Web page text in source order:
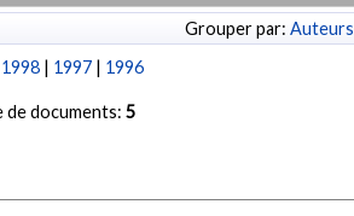
Grouper par:
1998 | 1997 | 1996
de documents:5